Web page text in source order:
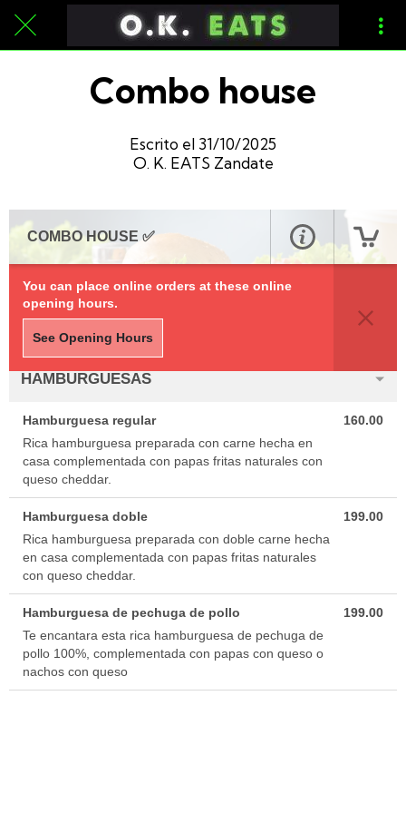
Combo house
Escrito el 31/10/2025
O. K. EATS Zandate